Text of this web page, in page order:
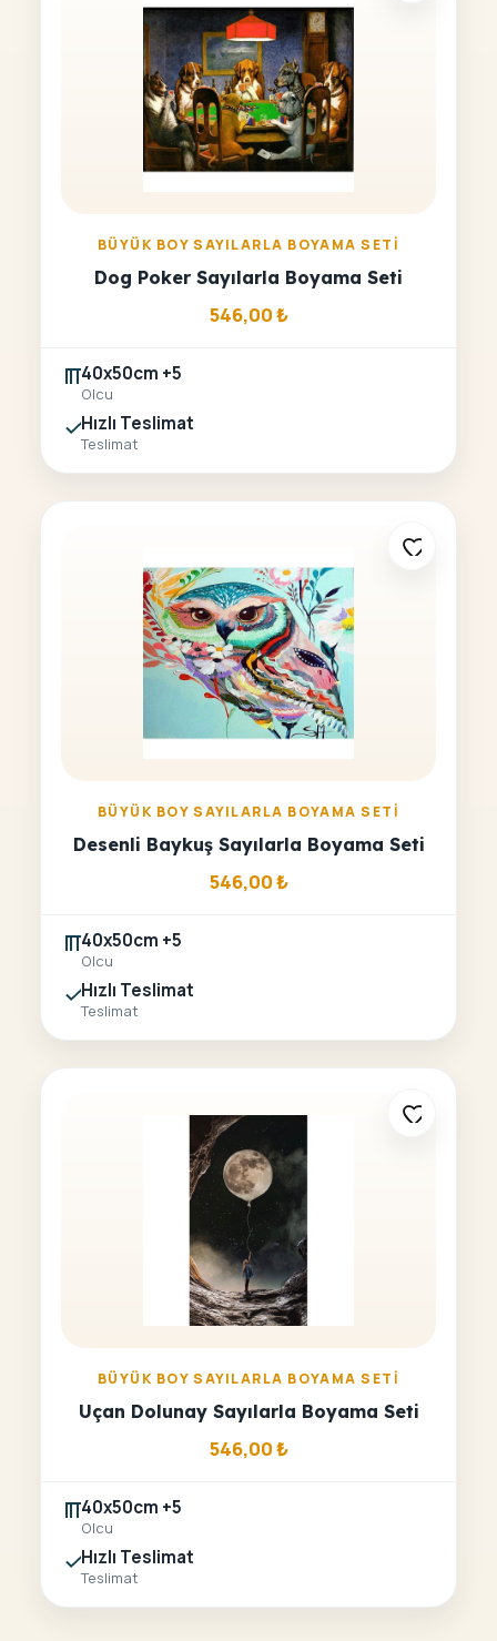
BÜYÜK BOY SAYILARLA BOYAMA SETI
Dog Poker Sayılarla Boyama Seti
546,00₺
40x50cm +5
Olcu
Hızlı Teslimat
Teslimat
BÜYÜK BOY SAYILARLA BOYAMA SETI
Desenli Baykuş Sayılarla Boyama Seti
546,00₺
40x50cm +5
Olcu
Hızlı Teslimat
Teslimat
BÜYÜK BOY SAYILARLA BOYAMA SETI
Uçan Dolunay Sayılarla Boyama Seti
546,00₺
40x50cm +5
Olcu
Hızlı Teslimat
Teslimat